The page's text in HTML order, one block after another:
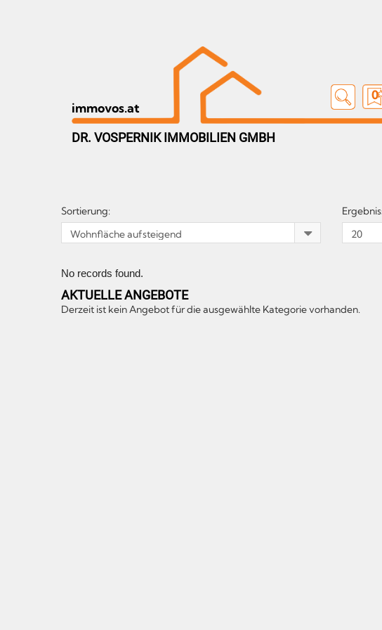
immovos.at
0
DR. VOSPERNIK IMMOBILIEN GMBH
Sortierung:
No records found.
AKTUELLE ANGEBOTE
Derzeit ist kein Angebot für die ausgewählte Kategorie vorhanden.